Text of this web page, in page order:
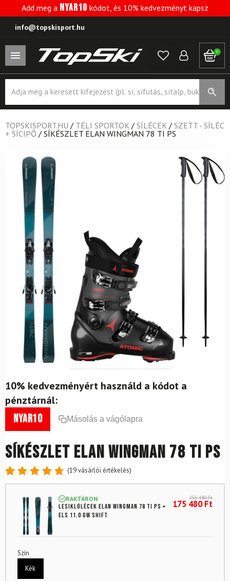
Add meg a NYAR10 kódot, és 10% kedvezményt kapsz
info@topskisport.hu
0
search
TOPSKISPORT.HU / TÉLI SPORTOK / SÍLÉCEK / SZETT - SÍLÉC
+ SÍCIPŐ / SÍKÉSZLET ELAN WINGMAN 78 TI PS
10% kedvezményért használd a kódot a
pénztárnál:
nyar10 Másolás a vágólapra
Síkészlet ELAN Wingman 78 Ti PS
Értékelés
5-ből,
19
értékelés
alapján
(19vásárlói értékelés)
RAKTÁRON
Lesiklólécek ELAN Wingman 78 Ti PS +
ELS 11.0 GW Shift
253 480Ft
175 480Ft
Szín
Kék